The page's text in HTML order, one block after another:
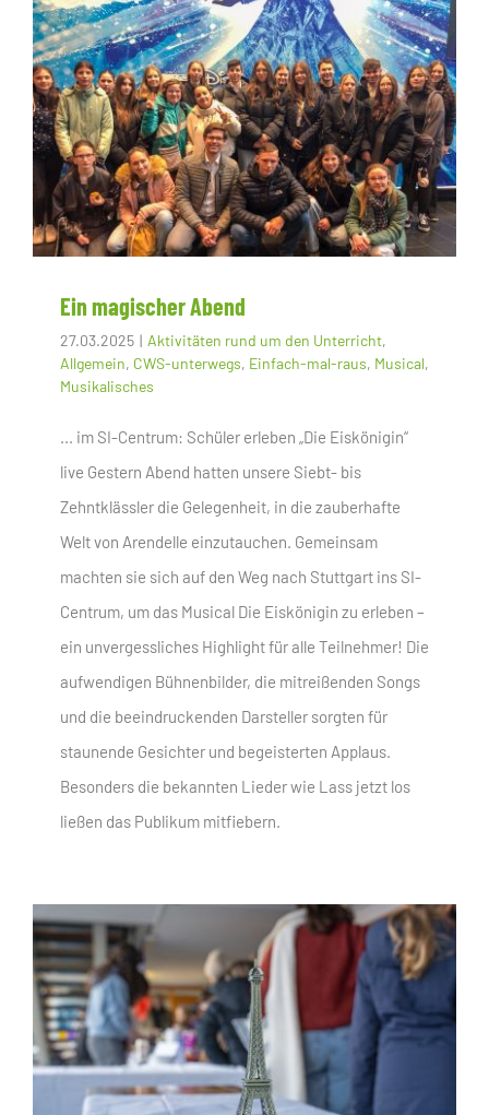
Ein magischer Abend
27.03.2025 | Aktivitäten rund um den Unterricht,
Allgemein, CWS-unterwegs, Einfach-mal-raus, Musical,
Musikalisches
... im SI-Centrum: Schüler erleben „Die Eiskönigin“
live Gestern Abend hatten unsere Siebt- bis
Zehntklässler die Gelegenheit, in die zauberhafte
Welt von Arendelle einzutauchen. Gemeinsam
machten sie sich auf den Weg nach Stuttgart ins SI-
Centrum, um das Musical Die Eiskönigin zu erleben –
ein unvergessliches Highlight für alle Teilnehmer! Die
aufwendigen Bühnenbilder, die mitreißenden Songs
und die beeindruckenden Darsteller sorgten für
staunende Gesichter und begeisterten Applaus.
Besonders die bekannten Lieder wie Lass jetzt los
ließen das Publikum mitfiebern.